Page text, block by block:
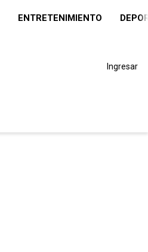
ENTRETENIMIENTO
Ingresar